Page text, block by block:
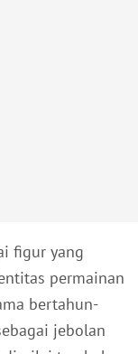
figur yang
permainan
bertahun-
jebolan